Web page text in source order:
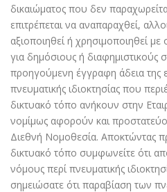
δικαιώματος που δεν
επιτρέπεται να αναπαραχθεί,
αξιοποιηθεί ή χρησιμοποιηθεί
για δημόσιους ή διαφημιστικούς
προηγούμενη έγγραφη άδεια της
πνευματικής ιδιοκτησίας που
δικτυακό τόπο ανήκουν στην
νομίμως αφορούν και
Διεθνή Νομοθεσία. Αποκτώντας
δικτυακό τόπο συμφωνείτε ότι
νόμους περί πνευματικής
σημειώσατε ότι παραβίαση των